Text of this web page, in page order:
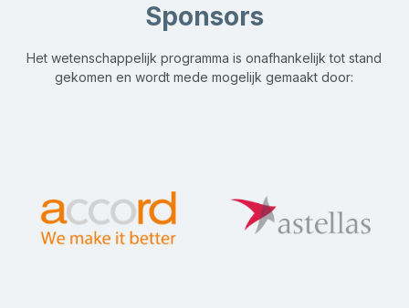
Sponsors
Het wetenschappelijk programma is onafhankelijk tot stand
gekomen en wordt mede mogelijk gemaakt door: